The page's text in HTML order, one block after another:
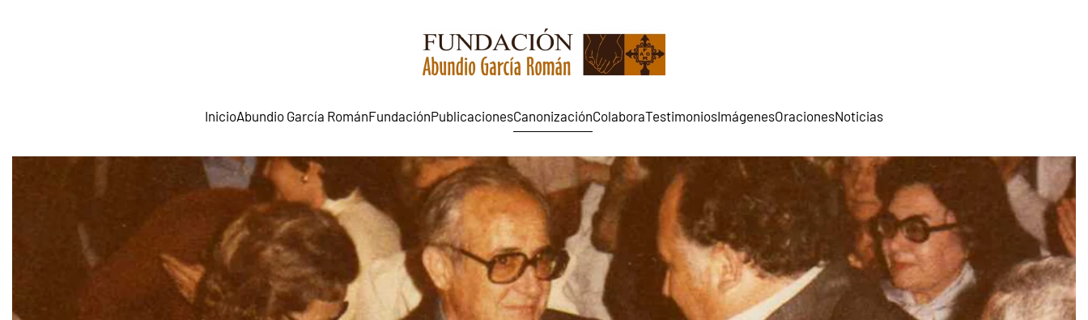
InicioAbundio García RománFundaciónPublicacionesCanonizaciónColaboraTestimoniosImágenesOracionesNoticias